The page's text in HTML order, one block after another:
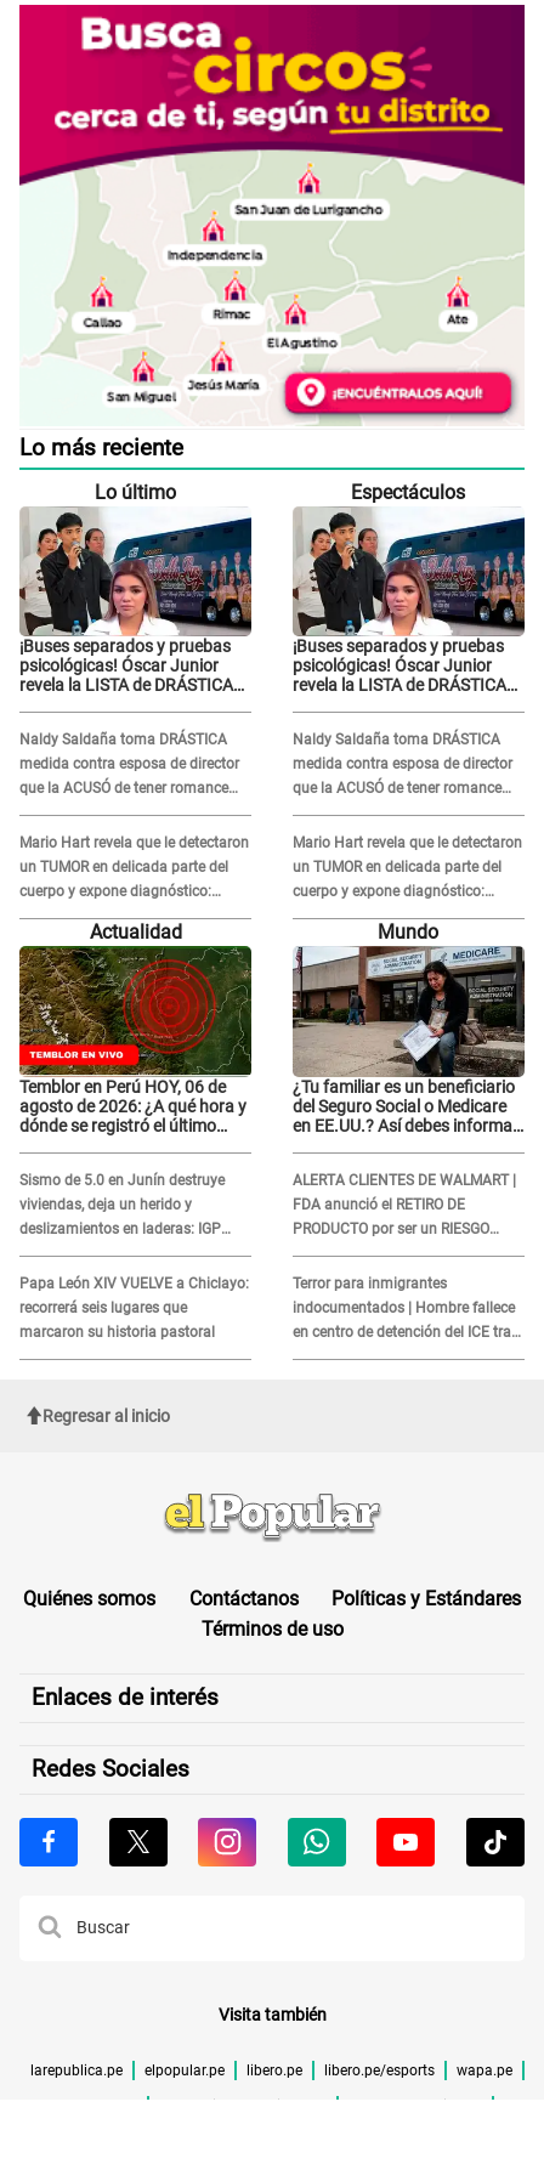
Lo más reciente
Lo último
¡Buses separados y pruebas
psicológicas! Óscar Junior
revela la LISTA de DRÁSTICAS
Naldy Saldaña
Naldy Saldaña toma DRÁSTICA
medida contra esposa de director
que la ACUSÓ de tener romance
con él: "Muy triste..."
Mario Hart revela que le detectaron
un TUMOR en delicada parte del
cuerpo y expone diagnóstico:
"Dolores muy fuertes..."
Espectáculos
¡Buses separados y pruebas
psicológicas! Óscar Junior
revela la LISTA de DRÁSTICAS
Naldy Saldaña
Naldy Saldaña toma DRÁSTICA
medida contra esposa de director
que la ACUSÓ de tener romance
con él: "Muy triste..."
Mario Hart revela que le detectaron
un TUMOR en delicada parte del
cuerpo y expone diagnóstico:
"Dolores muy fuertes..."
Actualidad
Temblor en Perú HOY, 06 de
agosto de 2026: ¿A qué hora y
dónde se registró el último
Sismo de 5.0 en Junín destruye
viviendas, deja un herido y
deslizamientos en laderas: IGP
alerta sobre posibles réplicas
Papa León XIV VUELVE a Chiclayo:
recorrerá seis lugares que
marcaron su historia pastoral
Mundo
¿Tu familiar es un beneficiario
del Seguro Social o Medicare
en EE.UU.? Así debes informar
ALERTA CLIENTES DE WALMART |
FDA anunció el RETIRO DE
PRODUCTO por ser un RIESGO
MORTAL para consumidores: ¿Cuál
es?
Terror para inmigrantes
indocumentados | Hombre fallece
en centro de detención del ICE tras
sufrir una "emergencia médica"
Regresar al inicio
Quiénes somos Contáctanos
Políticas y Estándares
Términos de uso
Enlaces de interés
Redes Sociales
Visita también
larepublica.pe elpopular.pe libero.pe libero.pe/esports wapa.pe
larepublica.pe/verificador lrmas.larepublica.pe